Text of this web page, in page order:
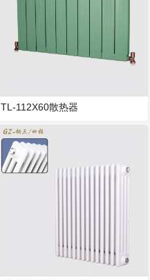
TL-112X60散热器